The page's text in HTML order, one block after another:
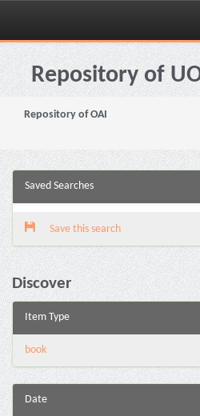
Skip
navigationRepository of
Repository of OAI
Saved Searches
Save this search
Discover
Item Type
book
Date